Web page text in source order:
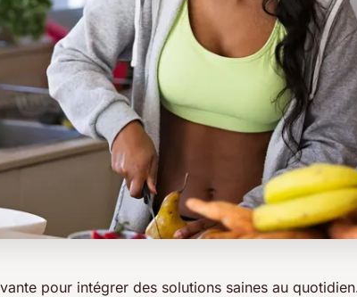
pour intégrer des solutions saines au